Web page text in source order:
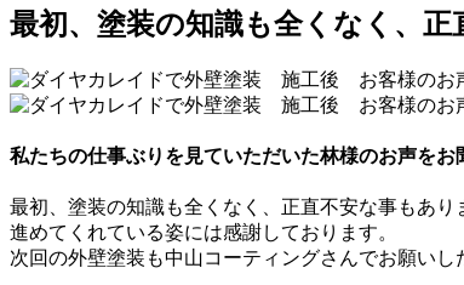
最初、塗装の知識も全くなく、正
私たちの仕事ぶりを見ていただいた林様のお声をお
最初、塗装の知識も全くなく、正直不安な事もあ
進めてくれている姿には感謝しております。
次回の外壁塗装も中山コーティングさんでお願い